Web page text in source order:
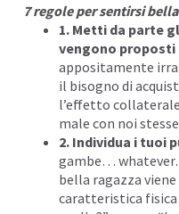
7 regole per sentirsi bella
1. Metti da parte
vengono
appositamente
il bisogno di
l’effetto
male con noi
2. Individua i tuoi
gambe…
bella ragazza
caratteristica fisica